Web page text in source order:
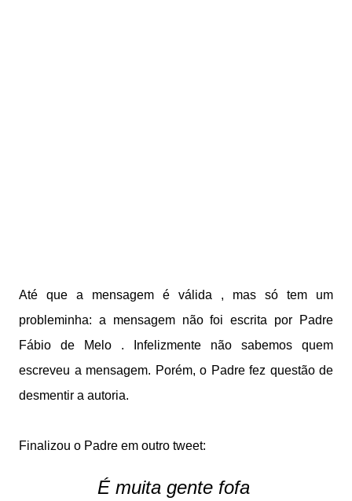
Até que a mensagem é válida , mas só tem um
probleminha: a mensagem não foi escrita por Padre
Fábio de Melo . Infelizmente não sabemos quem
escreveu a mensagem. Porém, o Padre fez questão de
desmentir a autoria.
Finalizou o Padre em outro tweet:
É muita gente fofa